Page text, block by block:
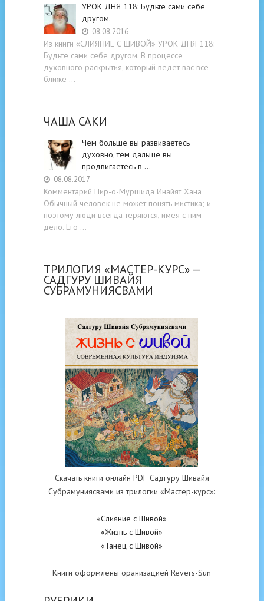
УРОК ДНЯ 118: Будьте cами cебе
другом.
08.08.2016
Из книги «СЛИЯНИЕ С ШИВОЙ» УРОК ДНЯ 118:
Будьте cами cебе другом. В процессе
духовного раскрытия, который ведет вас все
ближе …
ЧАША САКИ
Чем больше вы развиваетесь
духовно, тем дальше вы
продвигаетесь в …
08.08.2017
Комментарий Пир-о-Муршида Инайят Хана
Обычный человек не может понять мистика; и
поэтому люди всегда теряются, имея с ним
дело. Его …
ТРИЛОГИЯ «МАСТЕР-КУРС» —
САДГУРУ ШИВАЙЯ
СУБРАМУНИЯСВАМИ
Скачать книги онлайн PDF Садгуру Шивайя
Субрамуниясвами из трилогии «Мастер-курс»:
«Слияние с Шивой»
«Жизнь с Шивой»
«Танец с Шивой»
Книги оформлены оранизацией Revers-Sun